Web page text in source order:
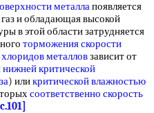
металлапоявляется
и обладающая высокой
в этой области затрудняется
торможения скорости
хлоридов металловзависит от
нижней критической
) иликритической влажностью
соответственно скорость